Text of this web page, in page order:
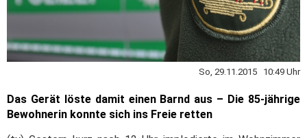
So, 29.11.2015 10:49 Uhr
Das Gerät löste damit einen Barnd aus – Die 85-jährige
Bewohnerin konnte sich ins Freie retten